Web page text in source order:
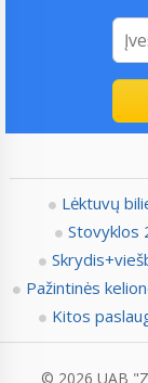
Lėktuvų
Stovyklos
Pažintinės
Kitos
© 2026 UAB